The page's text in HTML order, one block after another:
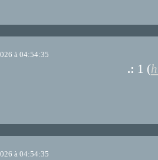
à 04:54:35
.: 1 (
à 04:54:35